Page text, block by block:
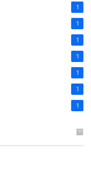
1
1
1
1
1
1
1